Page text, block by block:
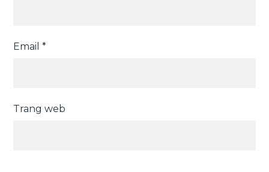
Email*
Trang web